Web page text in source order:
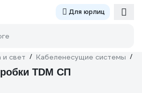
Для юрлиц
и свет / Кабеленесущие системы /
TDM СП